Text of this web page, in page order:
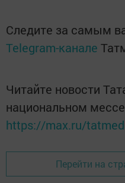
Следите за самым
Telegram-канале
Читайте новости
национальном
https://max.ru/
Перейти на